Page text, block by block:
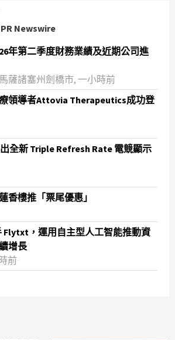
Newswire
年第二季度財務業績及近期公司進
薩諸塞州劍橋市, 一小時前
領導者Attovia Therapeutics成功登
出全新 Triple Refresh Rate 電競顯示
香樓推「票尾優惠」
Flytxt，運用自主型人工智能推動資
增長
前